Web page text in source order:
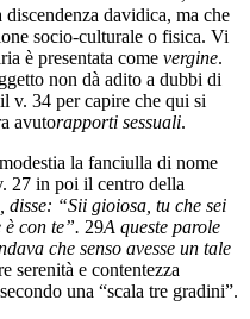
davidica, ma che
socio-culturale o fisica. Vi
è presentata come vergine.
non dà adito a dubbi di
v. 34 per capire che qui si
avutorapporti sessuali.
la fanciulla di nome
27 in poi il centro della
disse: “Sii gioiosa, tu che sei
con te”. 29A queste parole
che senso avesse un tale
serenità e contentezza
una “scala tre gradini”.